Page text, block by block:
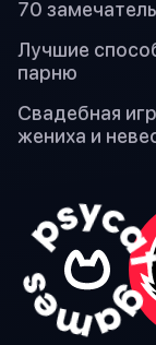
70
Лучшие
парню
Свадебная
жениха и